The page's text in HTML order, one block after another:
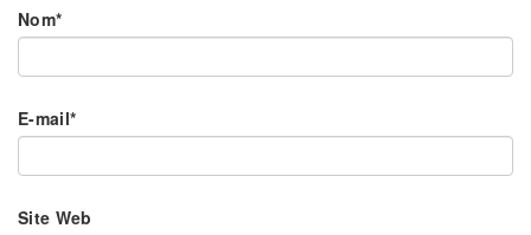
Nom*
E-mail*
Site Web